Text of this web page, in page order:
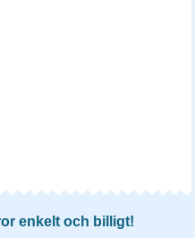
enkelt och billigt!